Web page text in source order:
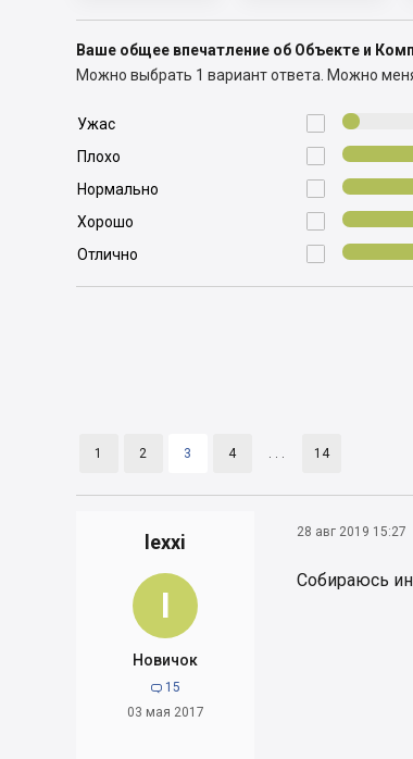
Ваше общее впечатление об Объекте и
Можно выбрать 1 вариант ответа. Можно

Ужас

Плохо

Нормально

Хорошо

Отлично
1 2 3 4 . . . 14
lexxi
l
Новичок
 15
03 мая 2017
28 авг 2019 15:27
Собираюсь